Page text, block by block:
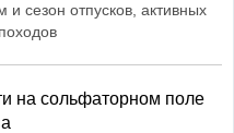
и сезон отпусков, активных
на сольфаторном поле